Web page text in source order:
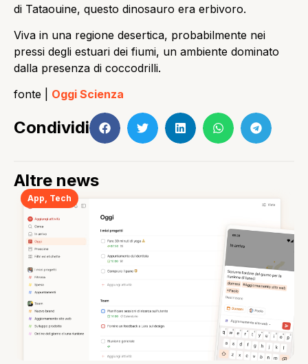
di Tataouine, questo dinosauro era erbivoro.
Viva in una regione desertica, probabilmente nei
pressi degli estuari dei fiumi, un ambiente dominato
dalla presenza di coccodrilli.
fonte | Oggi Scienza
Condividi
Altre news
App Tech